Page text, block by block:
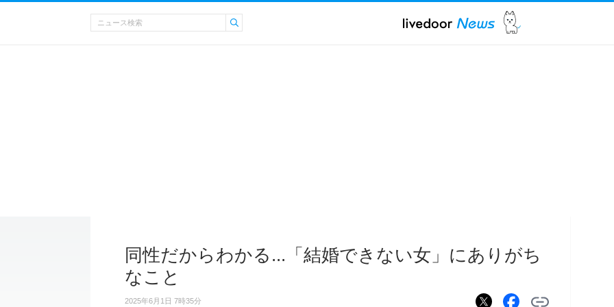
同性だからわかる...「結婚できない女」にありがち
なこと
2025年6月1日 7時35分